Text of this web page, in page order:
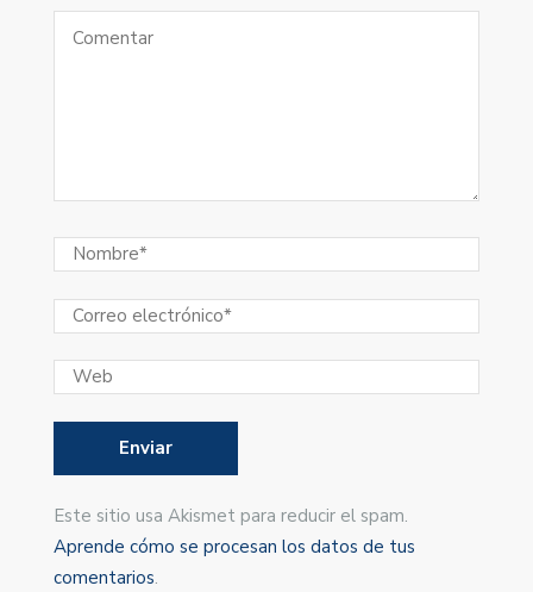
Este sitio usa Akismet para reducir el spam.
Aprende cómo se procesan los datos de tus
comentarios.